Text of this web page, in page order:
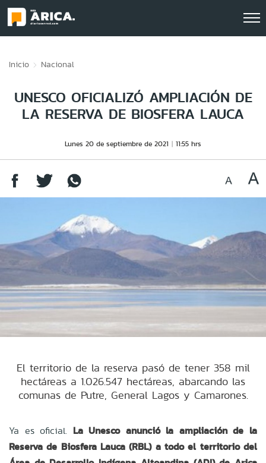
Inicio Nacional
UNESCO OFICIALIZÓ AMPLIACIÓN DE
LA RESERVA DE BIOSFERA LAUCA
Lunes 20 de septiembre de 2021 11:55 hrs
El territorio de la reserva pasó de tener 358 mil
hectáreas a 1.026.547 hectáreas, abarcando las
comunas de Putre, General Lagos y Camarones.
Ya es oficial. La Unesco anunció la ampliación de la
Reserva de Biosfera Lauca (RBL) a todo el territorio del